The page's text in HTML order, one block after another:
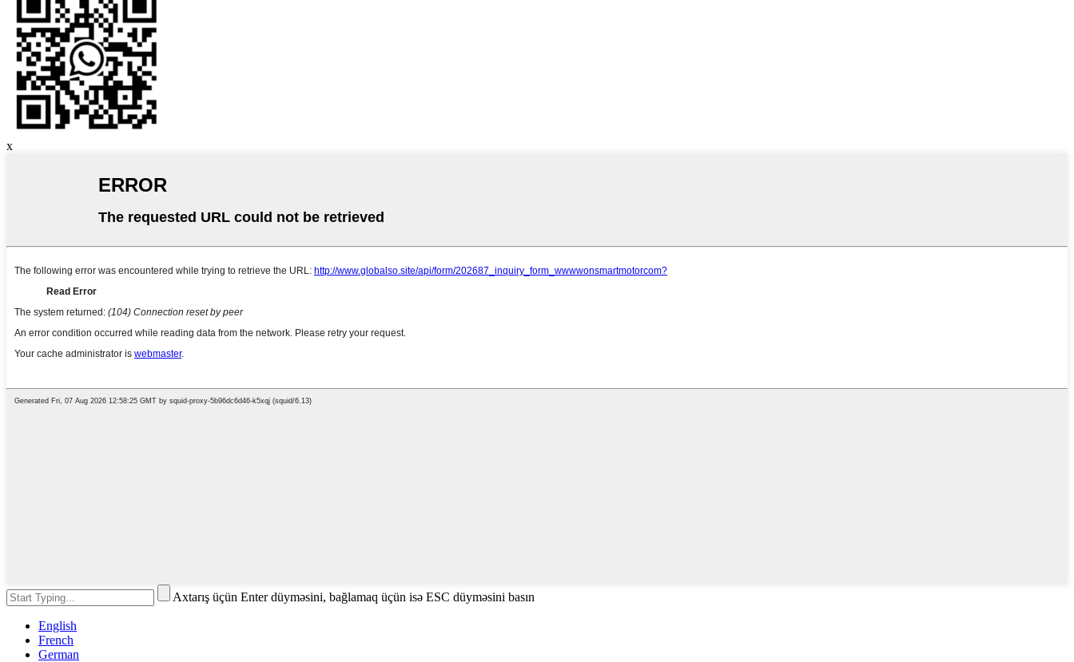
x
Axtarış üçün Enter düyməsini, bağlamaq üçün isə ESC düyməsini basın
English
French
German